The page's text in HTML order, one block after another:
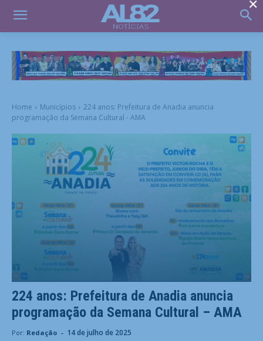
Home Municípios
224 anos: Prefeitura de Anadia anuncia
programação da Semana Cultural - AMA
224 anos: Prefeitura de Anadia anuncia
programação da Semana Cultural – AMA
Por: Redação - 14 de julho de 2025